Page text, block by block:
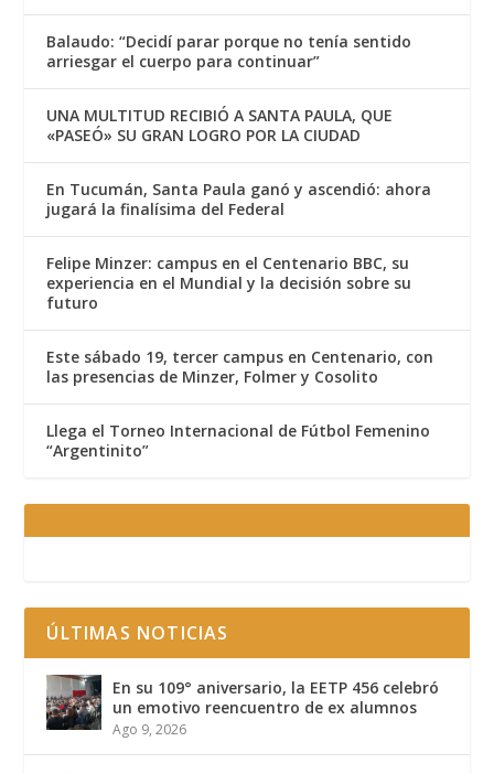
Balaudo: “Decidí parar porque no tenía sentido
arriesgar el cuerpo para continuar”
UNA MULTITUD RECIBIÓ A SANTA PAULA, QUE
«PASEÓ» SU GRAN LOGRO POR LA CIUDAD
En Tucumán, Santa Paula ganó y ascendió: ahora
jugará la finalísima del Federal
Felipe Minzer: campus en el Centenario BBC, su
experiencia en el Mundial y la decisión sobre su
futuro
Este sábado 19, tercer campus en Centenario, con
las presencias de Minzer, Folmer y Cosolito
Llega el Torneo Internacional de Fútbol Femenino
“Argentinito”
ÚLTIMAS NOTICIAS
En su 109° aniversario, la EETP 456 celebró
un emotivo reencuentro de ex alumnos
Ago 9, 2026